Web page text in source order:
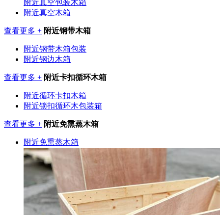
附近真空包装木箱
附近真空木箱
查看更多 + 附近钢带木箱
附近钢带木箱包装
附近钢边木箱
查看更多 + 附近卡扣循环木箱
附近循环卡扣木箱
附近锁扣循环木包装箱
查看更多 + 附近免熏蒸木箱
附近免熏蒸木箱